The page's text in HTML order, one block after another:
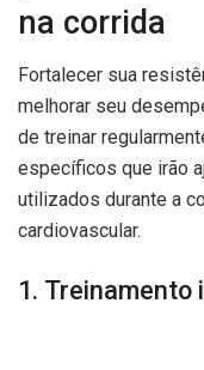
na corrida
Fortalecer sua
melhorar seu
de treinar
específicos que irão
utilizados durante a
cardiovascular.
1. Treinamento